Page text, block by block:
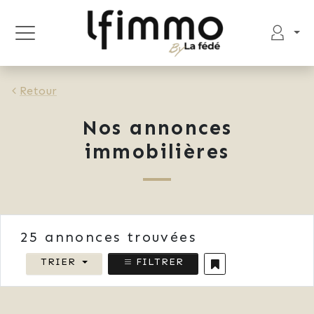
Retour
Nos annonces
immobilières
25 annonces trouvées
TRIER FILTRER